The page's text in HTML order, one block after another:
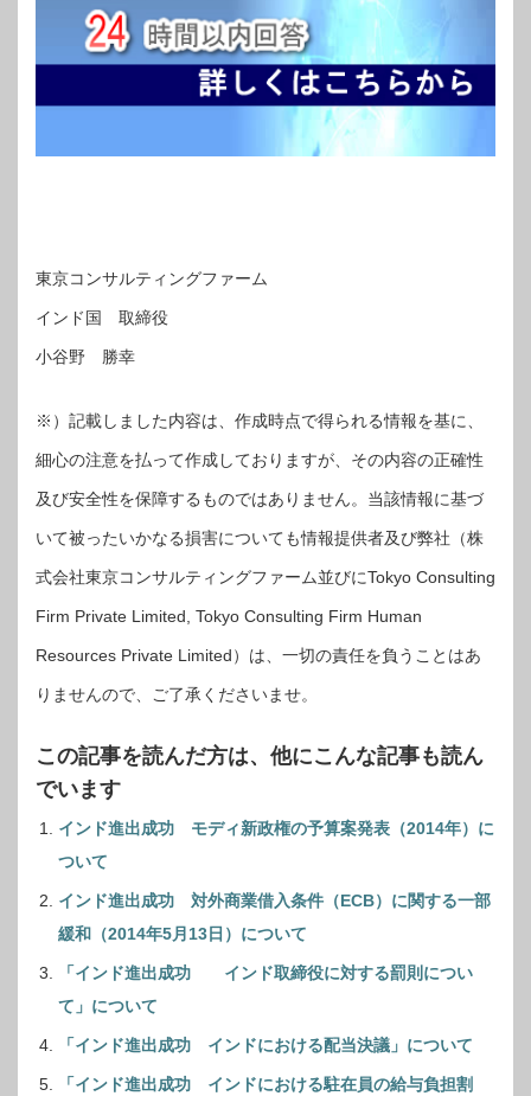
東京コンサルティングファーム
インド国 取締役
小谷野 勝幸
※）記載しました内容は、作成時点で得られる情報を基に、
細心の注意を払って作成しておりますが、その内容の正確性
及び安全性を保障するものではありません。当該情報に基づ
いて被ったいかなる損害についても情報提供者及び弊社（株
式会社東京コンサルティングファーム並びにTokyo Consulting
Firm Private Limited, Tokyo Consulting Firm Human
Resources Private Limited）は、一切の責任を負うことはあ
りませんので、ご了承くださいませ。
この記事を読んだ方は、他にこんな記事も読ん
でいます
インド進出成功 モディ新政権の予算案発表（2014年）に
ついて
インド進出成功 対外商業借入条件（ECB）に関する一部
緩和（2014年5月13日）について
「インド進出成功 インド取締役に対する罰則につい
て」について
「インド進出成功 インドにおける配当決議」について
「インド進出成功 インドにおける駐在員の給与負担割